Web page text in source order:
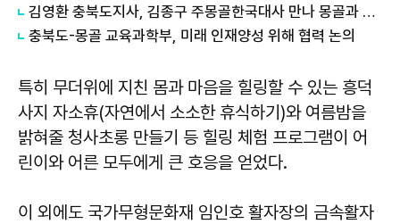
김영환 충북도지사, 김종구 주몽골한국대사 만나 몽골과 교류 방안 논의
충북도-몽골 교육과학부, 미래 인재양성 위해 협력 논의
특히 무더위에 지친 몸과 마음을 힐링할 수 있는 흥덕
사지 자소휴(자연에서 소소한 휴식하기)와 여름밤을
밝혀줄 청사초롱 만들기 등 힐링 체험 프로그램이 어
린이와 어른 모두에게 큰 호응을 얻었다.
이 외에도 국가무형문화재 임인호 활자장의 금속활자